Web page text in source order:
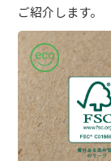
ご紹介します。